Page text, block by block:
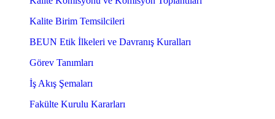
Kalite Birim Temsilcileri
BEUN Etik İlkeleri ve Davranış Kuralları
Görev Tanımları
İş Akış Şemaları
Fakülte Kurulu Kararları